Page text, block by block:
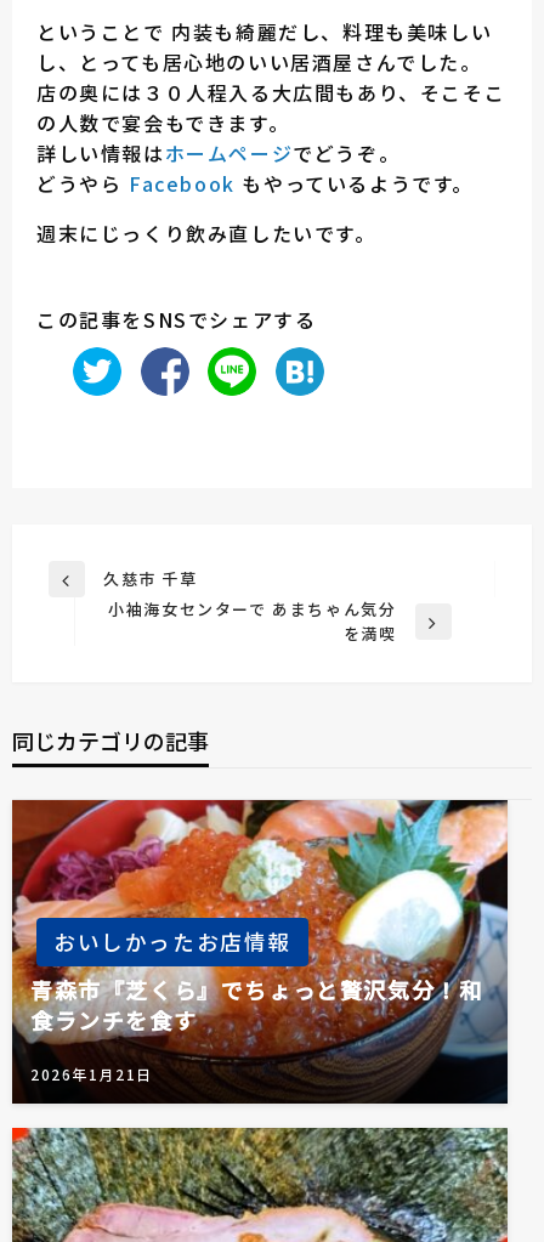
ということで 内装も綺麗だし、料理も美味しい
し、とっても居心地のいい居酒屋さんでした。
店の奥には３０人程入る大広間もあり、そこそこ
の人数で宴会もできます。
詳しい情報はホームページでどうぞ。
どうやら Facebook もやっているようです。
週末にじっくり飲み直したいです。
この記事をSNSでシェアする
投
ー
ョ
ン
前
久慈市 千草
小袖海女センターで あまちゃん気分
を満喫
同じカテゴリの記事
おいしかったお店情報
青森市『芝くら』でちょっと贅沢気分！和
食ランチを食す
2026年1月21日